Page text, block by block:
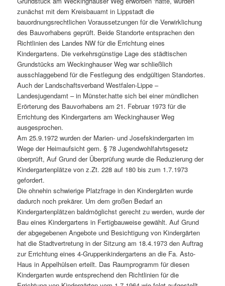
zunächst mit dem Kreisbauamt in Lippstadt die
bauordnungsrechtlichen Voraussetzungen für die Verwirklichung
des Bauvorhabens geprüft. Beide Standorte entsprachen den
Richtlinien des Landes NW für die Errichtung eines
Kindergartens. Die verkehrsgünstige Lage des städtischen
Grundstücks am Weckinghauser Weg war schließlich
ausschlaggebend für die Festlegung des endgültigen Standortes.
Auch der Landschaftsverband Westfalen-Lippe –
Landesjugendamt – in Münster.hatte sich bei einer mündlichen
Erörterung des Bauvorhabens am 21. Februar 1973 für die
Errichtung des Kindergartens am Weckinghauser Weg
ausgesprochen.
Am 25.9.1972 wurden der Marien- und Josefskindergarten im
Wege der Heimaufsicht gem. § 78 Jugendwohlfahrtsgesetz
überprüft, Auf Grund der Überprüfung wurde die Reduzierung der
Kindergartenplätze von z.Zt. 228 auf 180 bis zum 1.7.1973
gefordert.
Die ohnehin schwierige Platzfrage in den Kindergärten wurde
dadurch noch prekärer. Um dem großen Bedarf an
Kindergartenplätzen baldmöglichst gerecht zu werden, wurde der
Bau eines Kindergartens in Fertigbauweise gewählt. Auf Grund
der abgegebenen Angebote und Besichtigung von Kindergärten
hat die Stadtvertretung in der Sitzung am 18.4.1973 den Auftrag
zur Errichtung eines 4-Gruppenkindergartens an die Fa. Asto-
Haus in Appelhülsen erteilt. Das Raumprogramm für diesen
Kindergarten wurde entsprechend den Richtlinien für die